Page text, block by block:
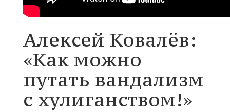
Алексей Ковалёв:
«Как можно
путать вандализм
с хулиганством!»